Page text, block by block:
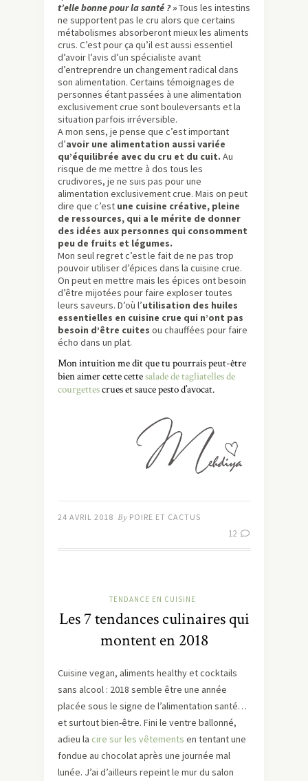
t’elle bonne pour la santé ? »Tous les intestins
ne supportent pas le cru alors que certains
métabolismes absorberont mieux les aliments
crus. C’est pour ça qu’il est aussi essentiel
d’avoir l’avis d’un spécialiste avant
d’entreprendre un changement radical dans
son alimentation. Certains témoignages de
personnes étant passées à une alimentation
exclusivement crue sont bouleversants et la
situation parfois irréversible.
A mon sens, je pense que c’est important
d’avoir une alimentation aussi variée
qu’équilibrée avec du cru et du cuit. Au
risque de me mettre à dos tous les
crudivores, je ne suis pas pour une
alimentation exclusivement crue. Mais on peut
dire que c’est une cuisine créative, pleine
de ressources, qui a le mérite de donner
des idées aux personnes qui consomment
peu de fruits et légumes.
Mon seul regret c’est le fait de ne pas trop
pouvoir utiliser d’épices dans la cuisine crue.
On peut en mettre mais les épices ont besoin
d’être mijotées pour faire exploser toutes
leurs saveurs. D’où l’utilisation des huiles
essentielles en cuisine crue qui n’ont pas
besoin d’être cuites ou chauffées pour faire
écho dans un plat.
Mon intuition me dit que tu pourrais peut-être
bien aimer cette cettesalade de tagliatelles de
courgettescrues et sauce pesto d’avocat.
24 AVRIL 2018 By POIRE ET CACTUS
12
TENDANCE EN CUISINE
Les 7 tendances culinaires qui
montent en 2018
Cuisine vegan, aliments healthy et cocktails
sans alcool : 2018 semble être une année
placée sous le signe de l’alimentation santé…
et surtout bien-être. Fini le ventre ballonné,
adieu la cire sur les vêtements en tentant une
fondue au chocolat après une journée mal
lunée. J’ai d’ailleurs repeint le mur du salon